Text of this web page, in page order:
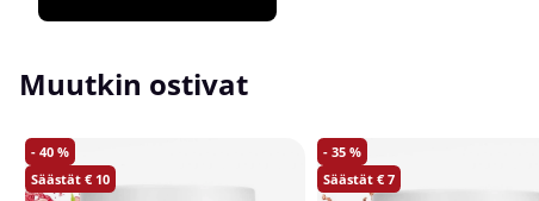
Muutkin ostivat
40
10
35
7